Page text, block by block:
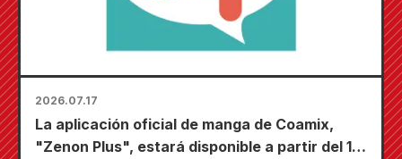
2026.07.17
La aplicación oficial de manga de Coamix,
"Zenon Plus", estará disponible a partir del 17